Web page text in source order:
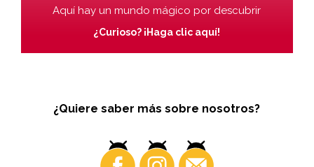
Aquí hay un mundo mágico por descubrir
¿Curioso? ¡Haga clic aquí!
¿Quiere saber más sobre nosotros?